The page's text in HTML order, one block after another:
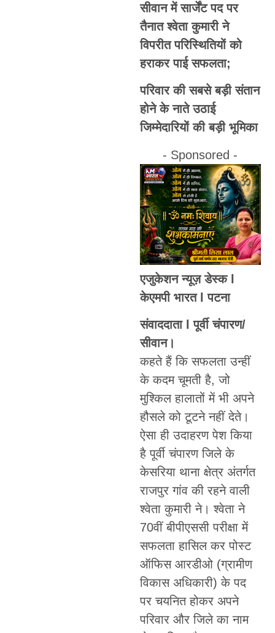
सीवान में सार्जेंट पद पर
तैनात श्वेता कुमारी ने
विपरीत परिस्थितियों को
हराकर पाई सफलता;
परिवार की सबसे बड़ी संतान
होने के नाते उठाई
जिम्मेदारियों की बड़ी भूमिका
- Sponsored -
एजुकेशन न्यूज़ डेस्क l
केएमपी भारत l पटना
संवाददाता l पूर्वी चंपारण/
सीवान।
कहते हैं कि सफलता उन्हीं
के कदम चूमती है, जो
मुश्किल हालातों में भी अपने
हौसले को टूटने नहीं देते।
ऐसा ही उदाहरण पेश किया
है पूर्वी चंपारण जिले के
केसरिया थाना क्षेत्र अंतर्गत
राजपुर गांव की रहने वाली
श्वेता कुमारी ने। श्वेता ने
70वीं बीपीएससी परीक्षा में
सफलता हासिल कर पोस्ट
ऑफिस आरडीओ (ग्रामीण
विकास अधिकारी) के पद
पर चयनित होकर अपने
परिवार और जिले का नाम